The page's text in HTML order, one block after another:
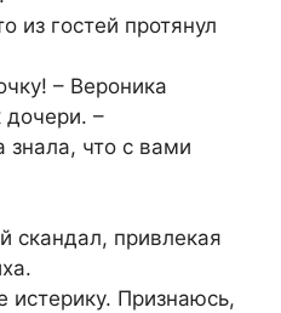
из гостей протянул
– Вероника
дочери. –
знала, что с вами
скандал, привлекая
истерику. Признаюсь,